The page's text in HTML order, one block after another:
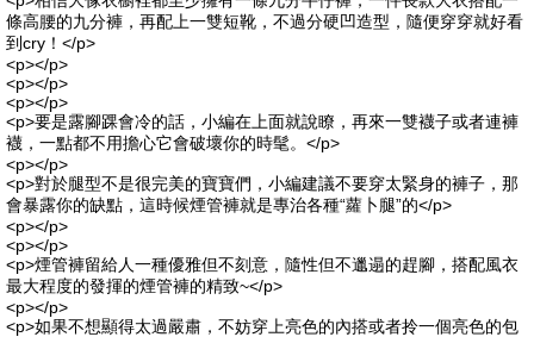
條高腰的九分褲，再配上一雙短靴，不過分硬凹造型，隨便穿穿就好看
到cry！</p>
<p></p>
<p></p>
<p></p>
<p>要是露腳踝會冷的話，小編在上面就說瞭，再來一雙襪子或者連褲
襪，一點都不用擔心它會破壞你的時髦。</p>
<p></p>
<p>對於腿型不是很完美的寶寶們，小編建議不要穿太緊身的褲子，那
會暴露你的缺點，這時候煙管褲就是專治各種“蘿卜腿”的</p>
<p></p>
<p></p>
<p>煙管褲留給人一種優雅但不刻意，隨性但不邋遢的趕腳，搭配風衣
最大程度的發揮的煙管褲的精致~</p>
<p></p>
<p>如果不想顯得太過嚴肅，不妨穿上亮色的內搭或者拎一個亮色的包